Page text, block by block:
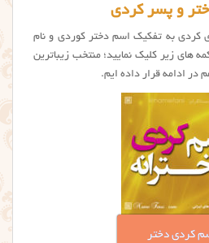
و پسر کردی
به تفکیک اسم دختر کوردی و نام
های زیر کلیک نمایید؛ منتخب زيباترين
در ادامه قرار داده ایم.
کردی دختر